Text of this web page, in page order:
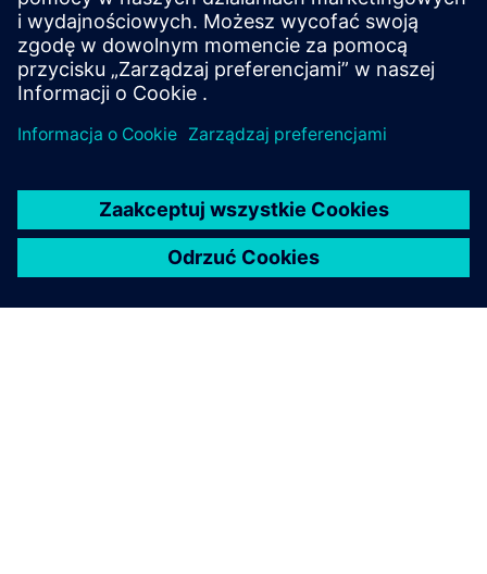
wdzięczni firmie Siemens za
ten grant i nie możemy się
doczekać kontynuowania
naszego partnerstwa w
przyszłości.